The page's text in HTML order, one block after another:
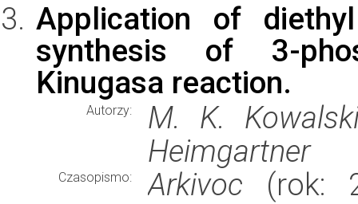
Application of
synthesis of 3-
Kinugasa reaction.
Autorzy:
M. K.
Heimgartner
Czasopismo: Arkivoc (rok: